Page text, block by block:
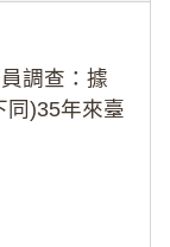
(115教調
調查：據
同)35年來臺
函請其家屬